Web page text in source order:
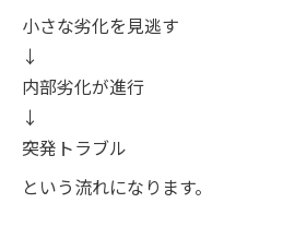
小さな劣化を見逃す
↓
内部劣化が進行
↓
突発トラブル
という流れになります。